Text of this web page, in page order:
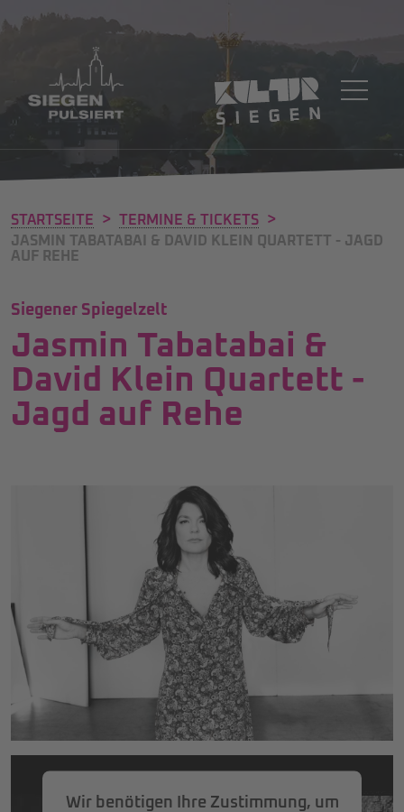
STARTSEITE > TERMINE & TICKETS >
JASMIN TABATABAI & DAVID KLEIN QUARTETT - JAGD
AUF REHE
Siegener Spiegelzelt
Jasmin Tabatabai &
David Klein Quartett -
Jagd auf Rehe
Wir benötigen Ihre Zustimmung, um